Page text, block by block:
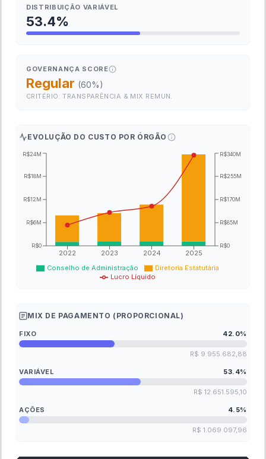
DISTRIBUIÇÃO VARIÁVEL
53.4%
GOVERNANÇA SCORE
Regular (60%)
CRITÉRIO: TRANSPARÊNCIA & MIX REMUN.
EVOLUÇÃO DO CUSTO POR ÓRGÃO
Conselho de Administração
Diretoria Estatutária
Lucro Líquido
2022 2023 2024 2025
R$0
R$6M
R$12M
R$18M
R$24M
R$0
R$85M
R$170M
R$255M
R$340M
MIX DE PAGAMENTO (PROPORCIONAL)
FIXO 42.0%
R$ 9.955.682,88
VARIÁVEL 53.4%
R$ 12.651.595,10
AÇÕES 4.5%
R$ 1.069.097,96